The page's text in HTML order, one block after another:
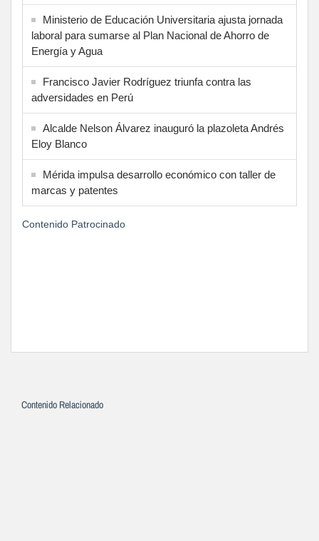
Ministerio de Educación Universitaria ajusta jornada
laboral para sumarse al Plan Nacional de Ahorro de
Energía y Agua
Francisco Javier Rodríguez triunfa contra las
adversidades en Perú
Alcalde Nelson Álvarez inauguró la plazoleta Andrés
Eloy Blanco
Mérida impulsa desarrollo económico con taller de
marcas y patentes
Contenido Patrocinado
Contenido Relacionado